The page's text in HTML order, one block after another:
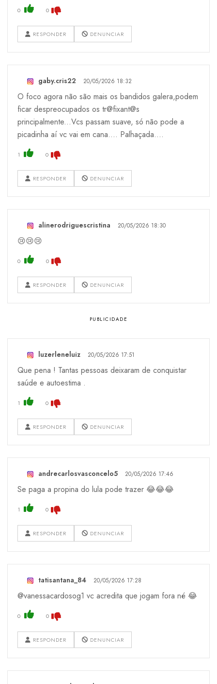
0 0
RESPONDER DENUNCIAR
gaby.cris22 20/05/2026 18:32
O foco agora não são mais os bandidos galera,podem
ficar despreocupados os tr@fixant@s
principalmente...Vcs passam suave, só não pode a
picadinha aí vc vai em cana.... Palhaçada....
1 0
RESPONDER DENUNCIAR
alinerodriguescristina 20/05/2026 18:30
😢😢😢
0 0
RESPONDER DENUNCIAR
luzerleneluiz 20/05/2026 17:51
Que pena ! Tantas pessoas deixaram de conquistar
saúde e autoestima .
1 0
RESPONDER DENUNCIAR
andrecarlosvasconcelo5 20/05/2026 17:46
Se paga a propina do lula pode trazer 😂😂😂
1 0
RESPONDER DENUNCIAR
tatisantana_84 20/05/2026 17:28
@vanessacardosog1 vc acredita que jogam fora né 😂
0 0
RESPONDER DENUNCIAR